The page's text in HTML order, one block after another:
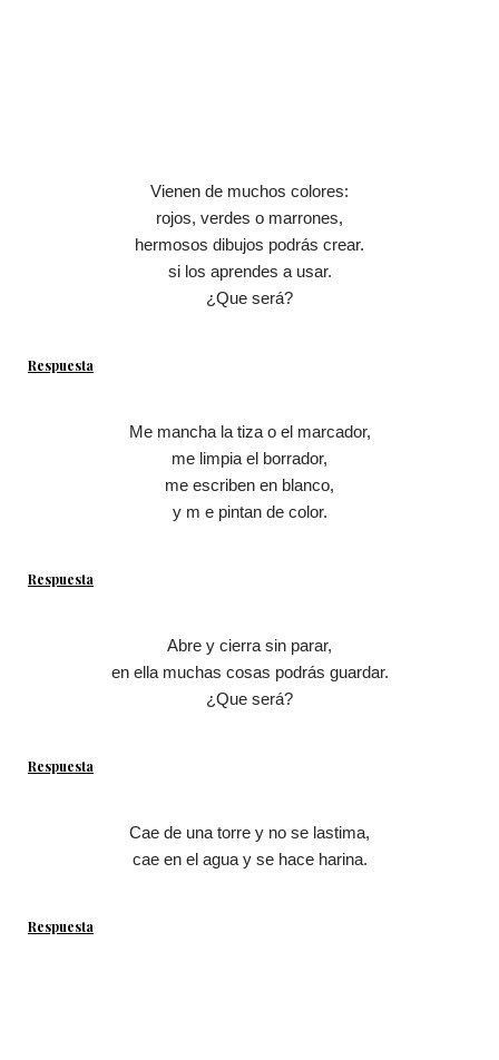
Vienen de muchos colores:
rojos, verdes o marrones,
hermosos dibujos podrás crear.
si los aprendes a usar.
¿Que será?
Respuesta
Me mancha la tiza o el marcador,
me limpia el borrador,
me escriben en blanco,
y m e pintan de color.
Respuesta
Abre y cierra sin parar,
en ella muchas cosas podrás guardar.
¿Que será?
Respuesta
Cae de una torre y no se lastima,
cae en el agua y se hace harina.
Respuesta